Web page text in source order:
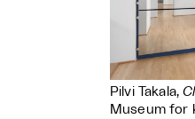
Pilvi Takala,
Museum for